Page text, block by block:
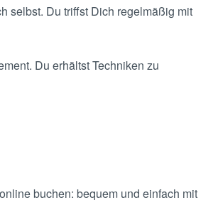
selbst. Du triffst Dich regelmäßig mit
Du erhältst Techniken zu
buchen: bequem und einfach mit